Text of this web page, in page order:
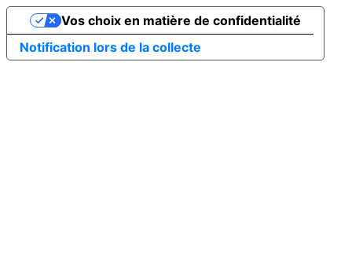
Notification lors de la collecte
Vos choix en matière de confidentialité